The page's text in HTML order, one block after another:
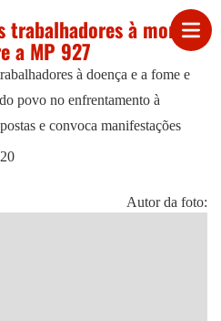
trabalhadores à morte,
a MP 927
à doença e a fome e
povo no enfrentamento à
e convoca manifestações
Autor da foto: